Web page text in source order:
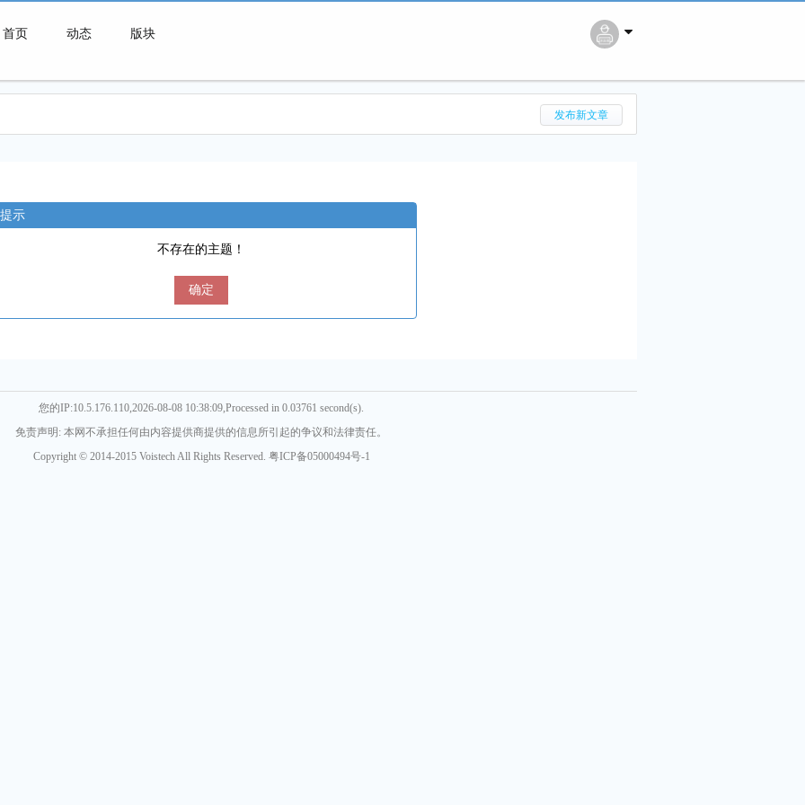
首页 动态 版块
搜 索
发布新文章
提示
不存在的主题！
确定
您的IP:10.5.176.110,2026-08-08 10:38:09,Processed in 0.03761 second(s).
免责声明: 本网不承担任何由内容提供商提供的信息所引起的争议和法律责任。
Copyright © 2014-2015 Voistech All Rights Reserved. 粤ICP备05000494号-1